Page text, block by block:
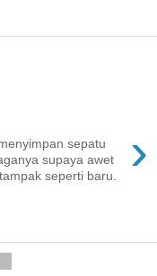
›
sepatu
supaya awet
seperti baru.